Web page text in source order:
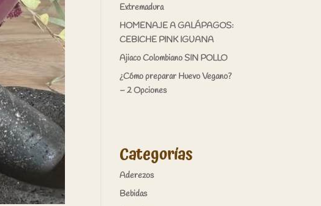
Extremadura
HOMENAJE A GALÁPAGOS:
CEBICHE PINK IGUANA
Ajiaco Colombiano SIN POLLO
¿Cómo preparar Huevo Vegano?
– 2 Opciones
Categorías
Aderezos
Bebidas